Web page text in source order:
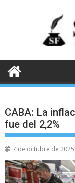
CABA: La
fue del 2,2%
7 de octubre de 2025